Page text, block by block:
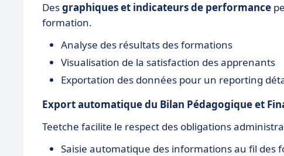
Desgraphiques et indicateurs de performance
formation.
Analyse des résultats des formations
Visualisation de la satisfaction des apprenants
Exportation des données pour un reporting
Export automatique du Bilan Pédagogique et
Teetche facilite le respect des obligations
Saisie automatique des informations au fil des